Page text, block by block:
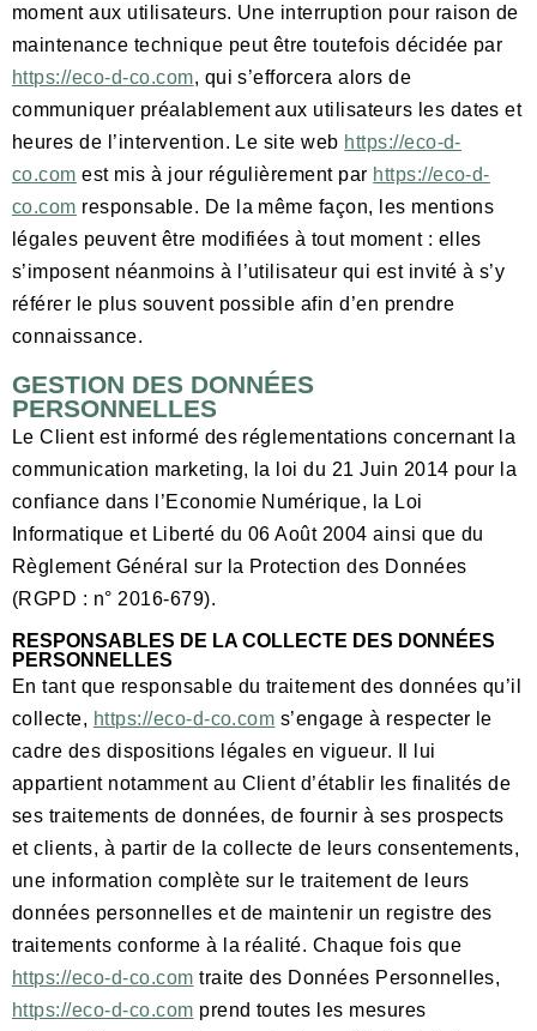
moment aux utilisateurs. Une interruption pour raison de
maintenance technique peut être toutefois décidée par
https://eco-d-co.com, qui s’efforcera alors de
communiquer préalablement aux utilisateurs les dates et
heures de l’intervention. Le site web https://eco-d-
co.com est mis à jour régulièrement par https://eco-d-
co.com responsable. De la même façon, les mentions
légales peuvent être modifiées à tout moment : elles
s’imposent néanmoins à l’utilisateur qui est invité à s’y
référer le plus souvent possible afin d’en prendre
connaissance.
GESTION DES DONNÉES
PERSONNELLES
Le Client est informé des réglementations concernant la
communication marketing, la loi du 21 Juin 2014 pour la
confiance dans l’Economie Numérique, la Loi
Informatique et Liberté du 06 Août 2004 ainsi que du
Règlement Général sur la Protection des Données
(RGPD : n° 2016-679).
RESPONSABLES DE LA COLLECTE DES DONNÉES
PERSONNELLES
En tant que responsable du traitement des données qu’il
collecte, https://eco-d-co.com s’engage à respecter le
cadre des dispositions légales en vigueur. Il lui
appartient notamment au Client d’établir les finalités de
ses traitements de données, de fournir à ses prospects
et clients, à partir de la collecte de leurs consentements,
une information complète sur le traitement de leurs
données personnelles et de maintenir un registre des
traitements conforme à la réalité. Chaque fois que
https://eco-d-co.com traite des Données Personnelles,
https://eco-d-co.com prend toutes les mesures